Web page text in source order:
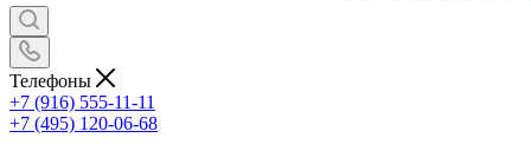
Телефоны
+7 (916) 555-11-11
+7 (495) 120-06-68